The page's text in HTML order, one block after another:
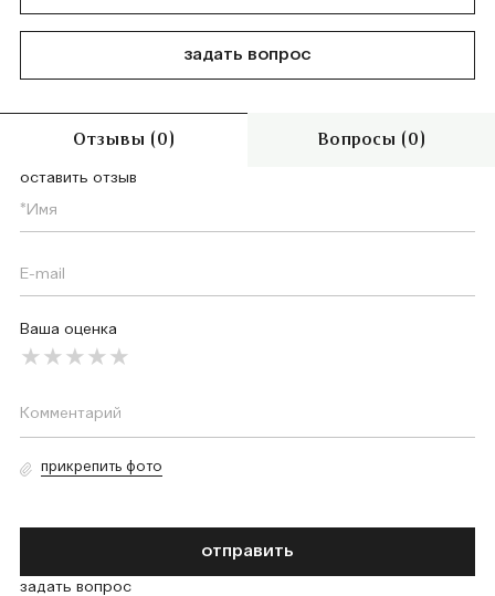
задать вопрос
Отзывы (0) Вопросы (0)
оставить отзыв
Ваша оценка
прикрепить фото
отправить
задать вопрос